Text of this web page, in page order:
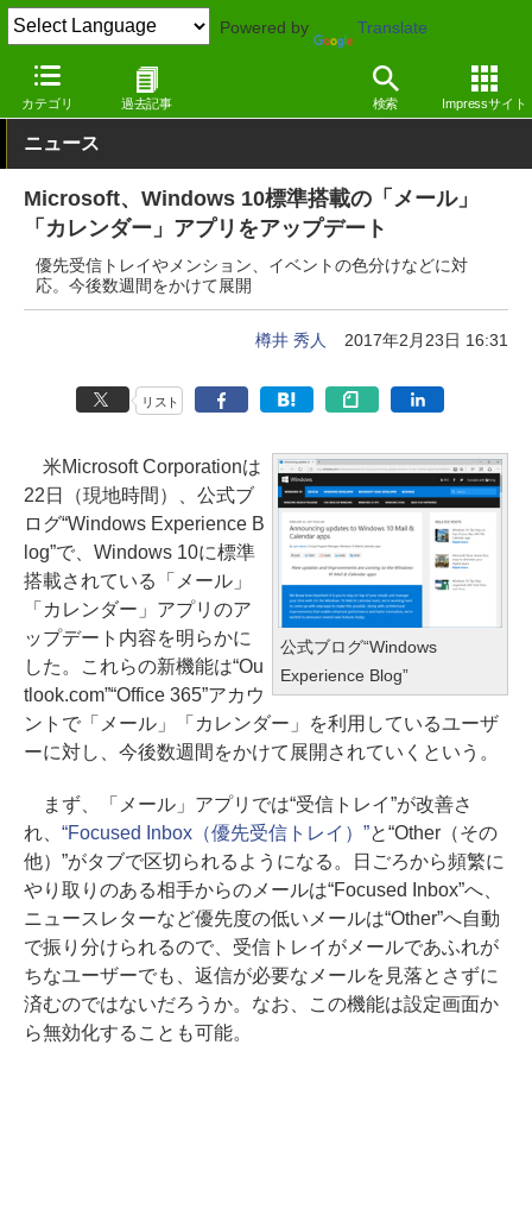
Powered by Translate
カテゴリ 過去記事 検索 Impressサイト
窓の杜 インターネット
ニュース
Microsoft、Windows 10標準搭載の「メール」
「カレンダー」アプリをアップデート
優先受信トレイやメンション、イベントの色分けなどに対
応。今後数週間をかけて展開
樽井 秀人 2017年2月23日 16:31
リスト
公式ブログ“Windows
Experience Blog”
米Microsoft Corporationは
22日（現地時間）、公式ブ
ログ“Windows Experience B
log”で、Windows 10に標準
搭載されている「メール」
「カレンダー」アプリのア
ップデート内容を明らかに
した。これらの新機能は“Ou
tlook.com”“Office 365”アカウ
ントで「メール」「カレンダー」を利用しているユーザ
ーに対し、今後数週間をかけて展開されていくという。
まず、「メール」アプリでは“受信トレイ”が改善さ
れ、 “Focused Inbox（優先受信トレイ）”と“Other（その
他）”がタブで区切られるようになる。日ごろから頻繁に
やり取りのある相手からのメールは“Focused Inbox”へ、
ニュースレターなど優先度の低いメールは“Other”へ自動
で振り分けられるので、受信トレイがメールであふれが
ちなユーザーでも、返信が必要なメールを見落とさずに
済むのではないだろうか。なお、この機能は設定画面か
ら無効化することも可能。